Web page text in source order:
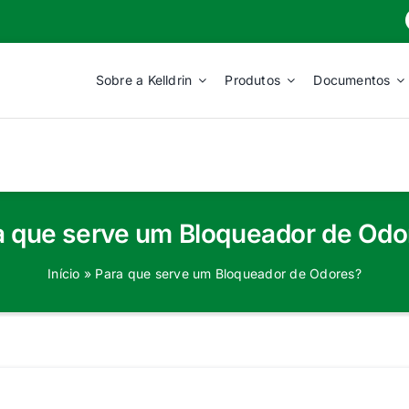
Sobre a Kelldrin Produtos Documentos
que serve um Bloqueador de
Início » Para que serve um Bloqueador de Odores?